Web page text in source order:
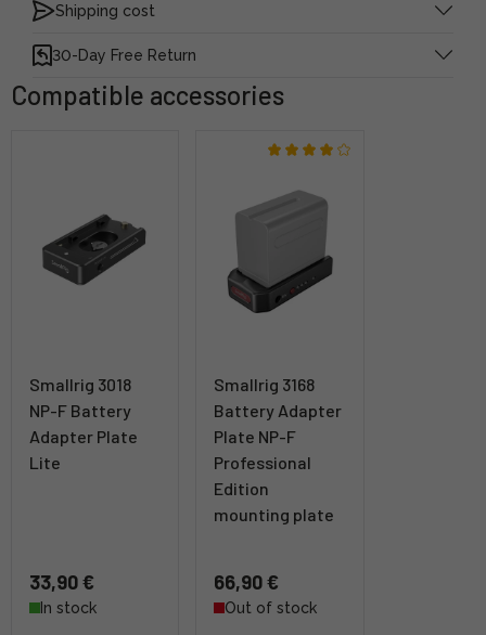
Shipping cost
30-Day Free Return
Compatible accessories
Smallrig 3018
NP-F Battery
Adapter Plate
Lite
33,90 €
In stock
Smallrig 3168
Battery Adapter
Plate NP-F
Professional
Edition
mounting plate
66,90 €
Out of stock